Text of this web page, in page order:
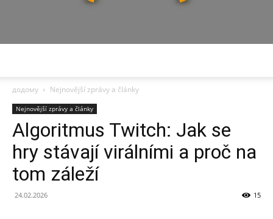
додому
Nejnovější zprávy a články
Nejnovější zprávy a články
Algoritmus Twitch: Jak se
hry stávají virálními a proč na
tom záleží
24.02.2026 15